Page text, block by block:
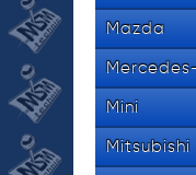
Mazda
Mini
Mitsubishi